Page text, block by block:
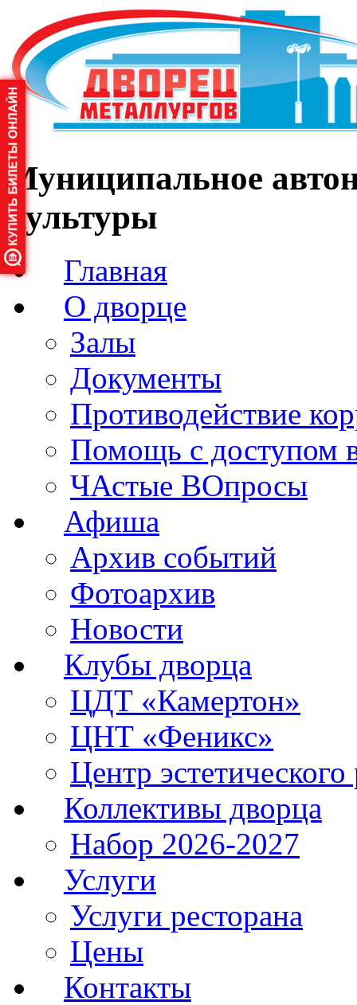
Муниципальное
культуры
Главная
О дворце
Залы
Документы
Противодействие
Помощь с доступом
ЧАстые ВОпросы
Афиша
Архив событий
Фотоархив
Новости
Клубы дворца
ЦДТ «Камертон»
ЦНТ «Феникс»
Центр эстетического
Коллективы дворца
Набор 2026-2027
Услуги
Услуги ресторана
Цены
Контакты